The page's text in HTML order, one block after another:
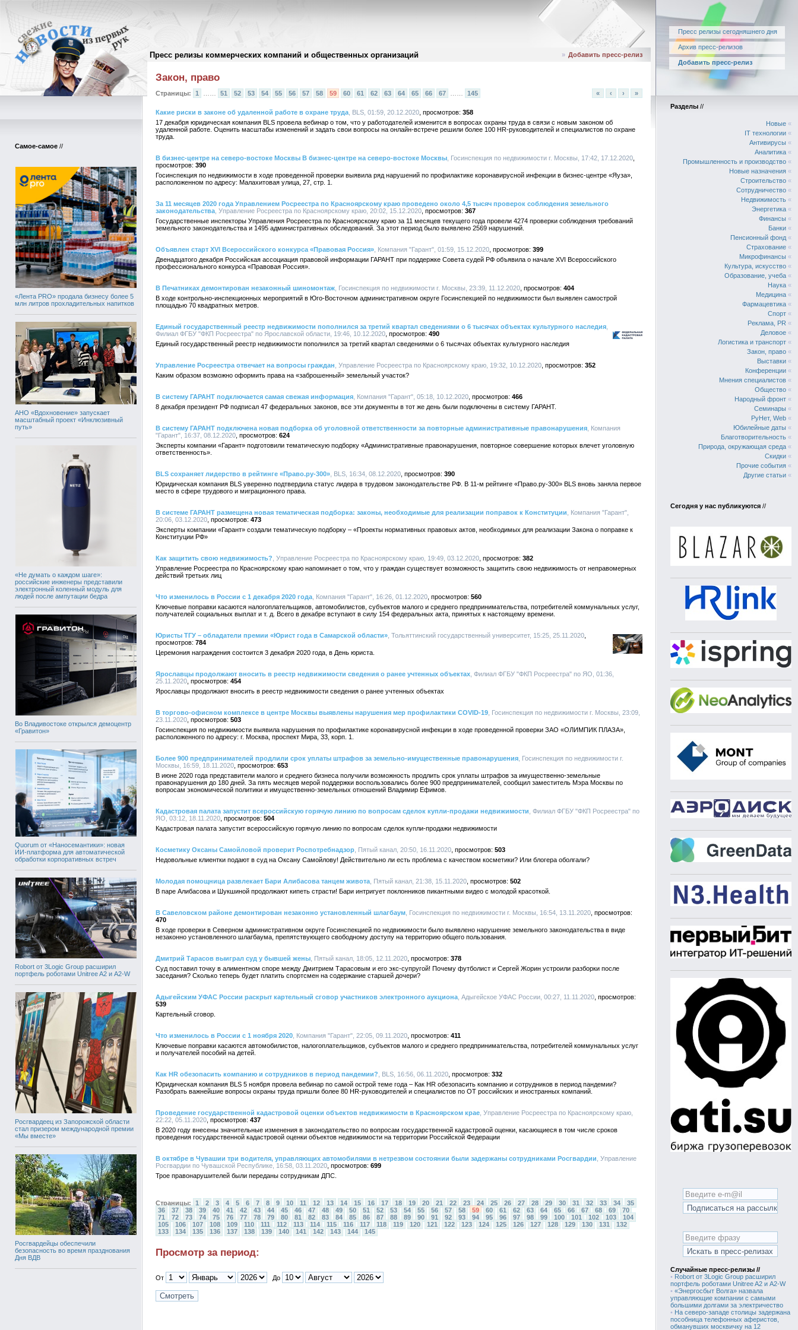
Пресс релизы коммерческих компаний и общественных организаций
Пресс релизы сегодняшнего дня
Архив пресс-релизов
Добавить пресс-релиз
Самое-самое //
«Лента PRO» продала бизнесу более 5
млн литров прохладительных напитков
АНО «Вдохновение» запускает
масштабный проект «Инклюзивный
путь»
«Не думать о каждом шаге»:
российские инженеры представили
электронный коленный модуль для
людей после ампутации бедра
Во Владивостоке открылся демоцентр
«Гравитон»
Quorum от «Наносемантики»: новая
ИИ-платформа для автоматической
обработки корпоративных встреч
Robort от 3Logic Group расширил
портфель роботами Unitree A2 и A2-W
Росгвардеец из Запорожской области
стал призером международной премии
«Мы вместе»
Росгвардейцы обеспечили
безопасность во время празднования
Дня ВДВ
Архив пресс-релизов// » Добавить пресс-релиз
Закон, право
Страницы: 1 51 52 53 54 55 56 57 58 59 60 61 62 63 64 65 66 67 145 « ‹ › »
Какие риски в законе об удаленной работе в охране труда , BLS, 01:59, 20.12.2020
358
17 декабря юридическая компания BLS провела вебинар о том, что у работодателей изменится в вопросах охраны труда в связи с новым законом об
удаленной работе. Оценить масштабы изменений и задать свои вопросы на онлайн-встрече решили более 100 HR-руководителей и специалистов по охране
труда.
В бизнес-центре на северо-востоке Москвы В бизнес-центре на северо-востоке Москвы , Госинспекция по недвижимости г. Москвы, 17:42, 17.12.2020
390
Госинспекция по недвижимости в ходе проведенной проверки выявила ряд нарушений по профилактике коронавирусной инфекции в бизнес-центре «Яуза»,
расположенном по адресу: Малахитовая улица, 27, стр. 1.
За 11 месяцев 2020 года Управлением Росреестра по Красноярскому краю проведено около 4,5 тысяч проверок соблюдения земельного
законодательства , Управление Росреестра по Красноярскому краю, 20:02, 15.12.2020
367
Государственные инспекторы Управления Росреестра по Красноярскому краю за 11 месяцев текущего года провели 4274 проверки соблюдения требований
земельного законодательства и 1495 административных обследований. За этот период было выявлено 2569 нарушений.
Объявлен старт XVI Всероссийского конкурса «Правовая Россия» , Компания "Гарант", 01:59, 15.12.2020
399
Двенадцатого декабря Российская ассоциация правовой информации ГАРАНТ при поддержке Совета судей РФ объявила о начале XVI Всероссийского
профессионального конкурса «Правовая Россия».
В Печатниках демонтирован незаконный шиномонтаж , Госинспекция по недвижимости г. Москвы, 23:39, 11.12.2020
404
В ходе контрольно-инспекционных мероприятий в Юго-Восточном административном округе Госинспекцией по недвижимости был выявлен самострой
площадью 70 квадратных метров.
Единый государственный реестр недвижимости пополнился за третий квартал сведениями о 6 тысячах объектах культурного наследия
Филиал ФГБУ "ФКП Росреестра" по Ярославской области, 19:46, 10.12.2020
490
Единый государственный реестр недвижимости пополнился за третий квартал сведениями о 6 тысячах объектах культурного наследия
Управление Росреестра отвечает на вопросы граждан , Управление Росреестра по Красноярскому краю, 19:32, 10.12.2020
352
Каким образом возможно оформить права на «заброшенный» земельный участок?
В систему ГАРАНТ подключается самая свежая информация , Компания "Гарант", 05:18, 10.12.2020
466
8 декабря президент РФ подписал 47 федеральных законов, все эти документы в тот же день были подключены в систему ГАРАНТ.
В систему ГАРАНТ подключена новая подборка об уголовной ответственности за повторные административные правонарушения , Компания
"Гарант", 16:37, 08.12.2020
624
Эксперты компании «Гарант» подготовили тематическую подборку «Административные правонарушения, повторное совершение которых влечет уголовную
ответственность».
BLS сохраняет лидерство в рейтинге «Право.ру-300» , BLS, 16:34, 08.12.2020
390
Юридическая компания BLS уверенно подтвердила статус лидера в трудовом законодательстве РФ. В 11-м рейтинге «Право.ру-300» BLS вновь заняла первое
место в сфере трудового и миграционного права.
В системе ГАРАНТ размещена новая тематическая подборка: законы, необходимые для реализации поправок к Конституции , Компания "Гарант",
20:06, 03.12.2020
473
Эксперты компании «Гарант» создали тематическую подборку – «Проекты нормативных правовых актов, необходимых для реализации Закона о поправке к
Конституции РФ»
Как защитить свою недвижимость? , Управление Росреестра по Красноярскому краю, 19:49, 03.12.2020
382
Управление Росреестра по Красноярскому краю напоминает о том, что у граждан существует возможность защитить свою недвижимость от неправомерных
действий третьих лиц
Что изменилось в России с 1 декабря 2020 года , Компания "Гарант", 16:26, 01.12.2020
560
Ключевые поправки касаются налогоплательщиков, автомобилистов, субъектов малого и среднего предпринимательства, потребителей коммунальных услуг,
получателей социальных выплат и т. д. Всего в декабре вступают в силу 154 федеральных акта, принятых к настоящему времени.
Юристы ТГУ – обладатели премии «Юрист года в Самарской области» , Тольяттинский государственный университет, 15:25, 25.11.2020
784
Церемония награждения состоится 3 декабря 2020 года, в День юриста.
Ярославцы продолжают вносить в реестр недвижимости сведения о ранее учтенных объектах , Филиал ФГБУ "ФКП Росреестра" по ЯО, 01:36,
25.11.2020
454
Ярославцы продолжают вносить в реестр недвижимости сведения о ранее учтенных объектах
В торгово-офисном комплексе в центре Москвы выявлены нарушения мер профилактики COVID-19 , Госинспекция по недвижимости г. Москвы, 23:09,
23.11.2020
503
Госинспекция по недвижимости выявила нарушения по профилактике коронавирусной инфекции в ходе проведенной проверки ЗАО «ОЛИМПИК ПЛАЗА»,
расположенного по адресу: г. Москва, проспект Мира, 33, корп. 1.
Более 900 предпринимателей продлили срок уплаты штрафов за земельно-имущественные правонарушения , Госинспекция по недвижимости г.
Москвы, 16:59, 18.11.2020
653
В июне 2020 года представители малого и среднего бизнеса получили возможность продлить срок уплаты штрафов за имущественно-земельные
правонарушения до 180 дней. За пять месяцев мерой поддержки воспользовались более 900 предпринимателей, сообщил заместитель Мэра Москвы по
вопросам экономической политики и имущественно-земельных отношений Владимир Ефимов.
Кадастровая палата запустит всероссийскую горячую линию по вопросам сделок купли-продажи недвижимости , Филиал ФГБУ "ФКП Росреестра" по
ЯО, 03:12, 18.11.2020
504
Кадастровая палата запустит всероссийскую горячую линию по вопросам сделок купли-продажи недвижимости
Косметику Оксаны Самойловой проверит Роспотребнадзор , Пятый канал, 20:50, 16.11.2020
503
Недовольные клиентки подают в суд на Оксану Самойлову! Действительно ли есть проблема с качеством косметики? Или блогера оболгали?
Молодая помощница развлекает Бари Алибасова танцем живота , Пятый канал, 21:38, 15.11.2020
502
В паре Алибасова и Шукшиной продолжают кипеть страсти! Бари интригует поклонников пикантными видео с молодой красоткой.
В Савеловском районе демонтирован незаконно установленный шлагбаум , Госинспекция по недвижимости г. Москвы, 16:54, 13.11.2020
470
В ходе проверки в Северном административном округе Госинспекцией по недвижимости было выявлено нарушение земельного законодательства в виде
незаконно установленного шлагбаума, препятствующего свободному доступу на территорию общего пользования.
Дмитрий Тарасов выиграл суд у бывшей жены , Пятый канал, 18:05, 12.11.2020
378
Суд поставил точку в алиментном споре между Дмитрием Тарасовым и его экс-супругой! Почему футболист и Сергей Жорин устроили разборки после
заседания? Сколько теперь будет платить спортсмен на содержание старшей дочери?
Адыгейским УФАС России раскрыт картельный сговор участников электронного аукциона , Адыгейское УФАС России, 00:27, 11.11.2020
539
Картельный сговор.
Что изменилось в России с 1 ноября 2020 , Компания "Гарант", 22:05, 09.11.2020
411
Ключевые поправки касаются автомобилистов, налогоплательщиков, субъектов малого и среднего предпринимательства, потребителей коммунальных услуг
и получателей пособий на детей.
Как HR обезопасить компанию и сотрудников в период пандемии? , BLS, 16:56, 06.11.2020
332
Юридическая компания BLS 5 ноября провела вебинар по самой острой теме года – Как HR обезопасить компанию и сотрудников в период пандемии?
Разобрать важнейшие вопросы охраны труда пришли более 80 HR-руководителей и специалистов по ОТ российских и иностранных компаний.
Проведение государственной кадастровой оценки объектов недвижимости в Красноярском крае , Управление Росреестра по Красноярскому краю,
22:22, 05.11.2020
437
В 2020 году внесены значительные изменения в законодательство по вопросам государственной кадастровой оценки, касающиеся в том числе сроков
проведения государственной кадастровой оценки объектов недвижимости на территории Российской Федерации
В октябре в Чувашии три водителя, управляющих автомобилями в нетрезвом состоянии были задержаны сотрудниками Росгвардии , Управление
Росгвардии по Чувашской Республике, 16:58, 03.11.2020
699
Трое правонарушителей были переданы сотрудникам ДПС.
Страницы: 1 2 3 4 5 6 7 8 9 10 11 12 13 14 15 16 17 18 19 20 21 22 23 24 25 26 27 28 29 30 31 32 33 34
35
36
37 38 39 40 41 42 43 44 45 46 47 48 49 50 51 52 53 54 55 56 57 58 59 60 61 62 63 64 65 66 67 68 69
70
71
72 73 74 75 76 77 78 79 80 81 82 83 84 85 86 87 88 89 90 91 92 93 94 95 96 97 98 99 100 101 102 103
104
105
106 107 108 109 110 111 112 113 114 115 116 117 118 119 120 121 122 123 124 125 126 127 128 129 130 131
132
133
134 135 136 137 138 139 140 141 142 143 144 145
Просмотр за период:
От До
Разделы //
Новые «
IT технологии «
Антивирусы «
Аналитика «
Промышленность и производство «
Новые назначения «
Строительство «
Сотрудничество «
Недвижимость «
Энергетика «
Финансы «
Банки «
Пенсионный фонд «
Страхование «
Микрофинансы «
Культура, искусство «
Образование, учеба «
Наука «
Медицина «
Фармацевтика «
Спорт «
Реклама, PR «
Деловое «
Логистика и транспорт «
Закон, право «
Выставки «
Конференции «
Мнения специалистов «
Общество «
Народный фронт «
Семинары «
РуНет, Web «
Юбилейные даты «
Благотворительность «
Природа, окружающая среда «
Скидки «
Прочие события «
Другие статьи «
Сегодня у нас публикуются //
Случайные пресс-релизы //
• Robort от 3Logic Group расширил
портфель роботами Unitree A2 и A2-W
• «Энергосбыт Волга» назвала
управляющие компании с самыми
большими долгами за электричество
• На северо-западе столицы задержана
пособница телефонных аферистов,
обманувших москвичку на 12